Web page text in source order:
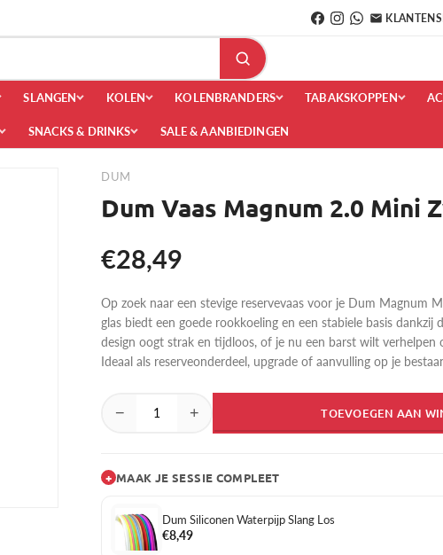
SLANGEN KOLEN KOLENBRANDERS TABAKSKOPPEN
SNACKS & DRINKS SALE & AANBIEDINGEN
DUM
Dum Vaas Magnum 2.0 Mini
€28,49
Op zoek naar een stevige reservevaas voor je Dum Magnum
glas biedt een goede rookkoeling en een stabiele basis
design oogt strak en tijdloos, of je nu een barst wilt verhelpen
Ideaal als reserveonderdeel, upgrade of aanvulling op je
− + TOEVOEGEN AAN
+ MAAK JE SESSIE COMPLEET
Dum Siliconen Waterpijp Slang Los
€8,49